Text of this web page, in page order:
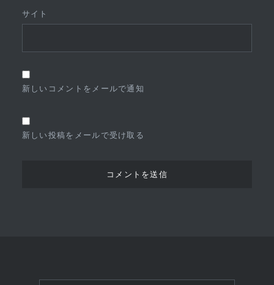
サイト
新しいコメントをメールで通知
新しい投稿をメールで受け取る